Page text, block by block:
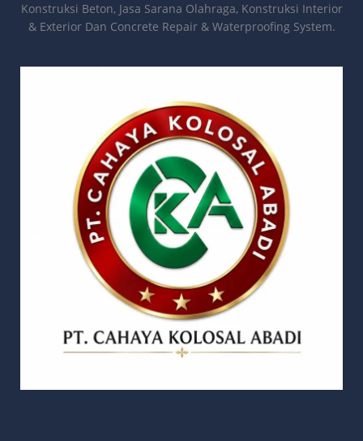
Konstruksi Beton, Jasa Sarana Olahraga, Konstruksi Interior
& Exterior Dan Concrete Repair & Waterproofing System.